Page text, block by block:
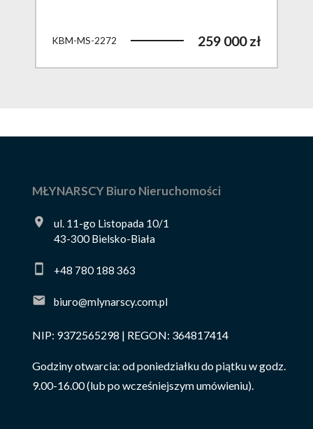
KBM-MS-2272 259 000 zł
MŁYNARSCY Biuro Nieruchomości
ul. 11-go Listopada 10/1
43-300 Bielsko-Biała
+48 780 188 363
biuro@mlynarscy.com.pl
NIP: 9372565298 | REGON: 364817414
Godziny otwarcia: od poniedziałku do piątku w godz.
9.00-16.00 (lub po wcześniejszym umówieniu).